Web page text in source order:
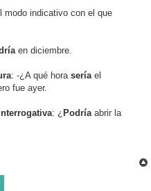
modo indicativo con el que
en diciembre.
: -¿A qué hora seríael
fue ayer.
: ¿ Podría abrir la